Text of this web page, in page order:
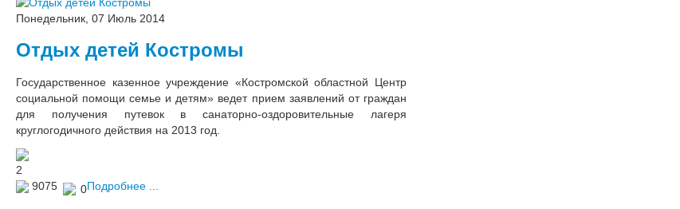
Понедельник, 07 Июль 2014
Отдых детей Костромы
Государственное казенное учреждение «Костромской областной Центр
социальной помощи семье и детям» ведет прием заявлений от граждан
для получения путевок в санаторно-оздоровительные лагеря
круглогодичного действия на 2013 год.
2
9075
0Подробнее ...